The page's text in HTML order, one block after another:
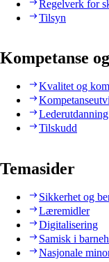
Regelverk for
Tilsyn
Kompetanse
Kvalitet og
Lederutdanning
Tilskudd
Temasider
Sikkerhet og
Læremidler
Digitalisering
Samisk i
Nasjonale